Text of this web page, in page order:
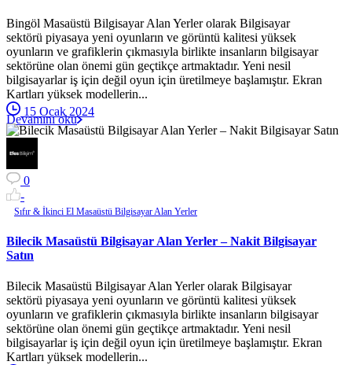
Bingöl Masaüstü Bilgisayar Alan Yerler olarak Bilgisayar
sektörü piyasaya yeni oyunların ve görüntü kalitesi yüksek
oyunların ve grafiklerin çıkmasıyla birlikte insanların bilgisayar
sektörüne olan önemi gün geçtikçe artmaktadır. Yeni nesil
bilgisayarlar iş için değil oyun için üretilmeye başlamıştır. Ekran
Kartları yüksek modellerin...
15 Ocak 2024
Devamını oku
0
-
Sıfır & İkinci El Masaüstü Bilgisayar Alan Yerler
Bilecik Masaüstü Bilgisayar Alan Yerler – Nakit Bilgisayar
Satın
Bilecik Masaüstü Bilgisayar Alan Yerler olarak Bilgisayar
sektörü piyasaya yeni oyunların ve görüntü kalitesi yüksek
oyunların ve grafiklerin çıkmasıyla birlikte insanların bilgisayar
sektörüne olan önemi gün geçtikçe artmaktadır. Yeni nesil
bilgisayarlar iş için değil oyun için üretilmeye başlamıştır. Ekran
Kartları yüksek modellerin...